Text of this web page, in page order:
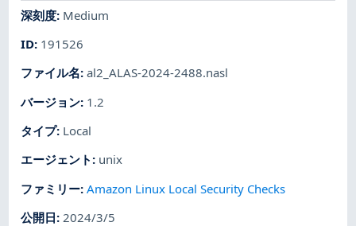
深刻度: Medium
ID: 191526
ファイル名:al2_ALAS-2024-2488.nasl
バージョン: 1.2
タイプ: Local
エージェント : unix
ファミリー:Amazon Linux Local Security Checks
公開日: 2024/3/5